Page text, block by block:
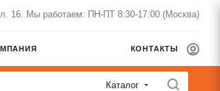
16. Мы работаем: ПН-ПТ 8:30-17:00 (Москва)
КОНТАКТЫ
Каталог